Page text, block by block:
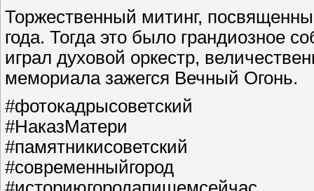
Торжественный митинг,
года. Тогда это было грандиозное
играл духовой оркестр,
мемориала зажегся Вечный Огонь.
#фотокадрысоветский
#НаказМатери
#памятникисоветский
#современныйгород